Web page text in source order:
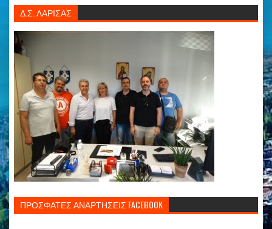
Δ.Σ. ΛΑΡΙΣΑΣ
ΠΡΟΣΦΑΤΕΣ ΑΝΑΡΤΗΣΕΙΣ FACEBOOK